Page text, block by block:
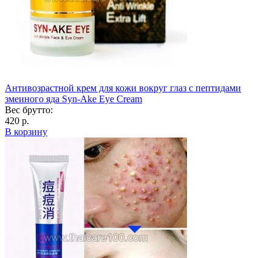
Антивозрастной крем для кожи вокруг глаз с пептидами
змеиного яда Syn-Ake Eye Cream
Вес брутто:
420 р.
В корзину